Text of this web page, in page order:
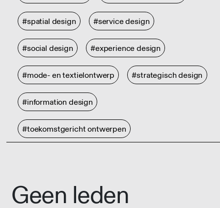
#spatial design #service design
#social design #experience design
#mode- en textielontwerp #strategisch design
#information design
#toekomstgericht ontwerpen
Geen leden